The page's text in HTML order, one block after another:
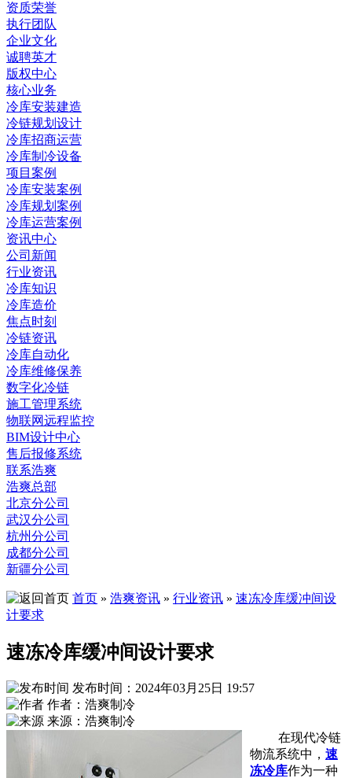
资质荣誉
执行团队
企业文化
诚聘英才
版权中心
核心业务
冷库安装建造
冷链规划设计
冷库招商运营
冷库制冷设备
项目案例
冷库安装案例
冷库规划案例
冷库运营案例
资讯中心
公司新闻
行业资讯
冷库知识
冷库造价
焦点时刻
冷链资讯
冷库自动化
冷库维修保养
数字化冷链
施工管理系统
物联网远程监控
BIM设计中心
售后报修系统
联系浩爽
浩爽总部
北京分公司
武汉分公司
杭州分公司
成都分公司
新疆分公司
首页 » 浩爽资讯 » 行业资讯 » 速冻冷库缓冲间设
计要求
速冻冷库缓冲间设计要求
发布时间：2024年03月25日 19:57
作者：浩爽制冷
来源：浩爽制冷
在现代冷链
物流系统中， 速
冻冷库作为一种